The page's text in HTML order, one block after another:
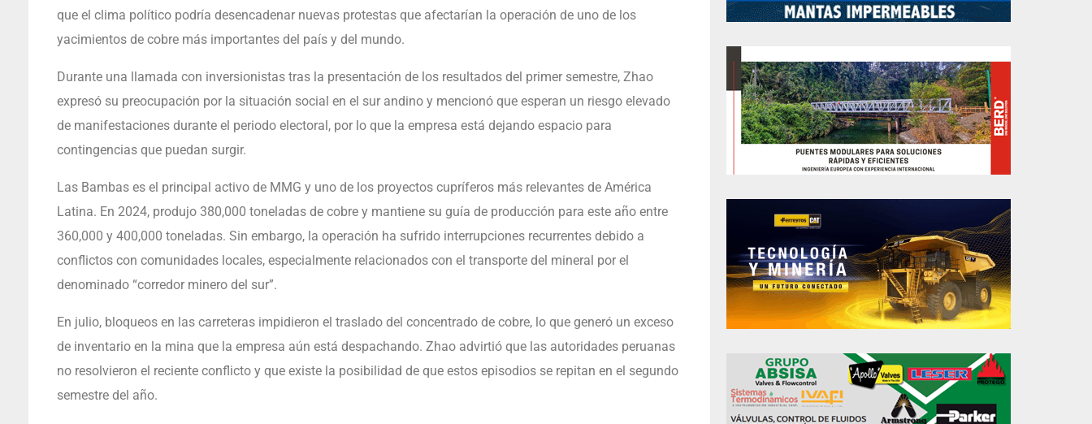
que el clima político podría desencadenar nuevas protestas que afectarían la operación de uno de los
yacimientos de cobre más importantes del país y del mundo.
Durante una llamada con inversionistas tras la presentación de los resultados del primer semestre, Zhao
expresó su preocupación por la situación social en el sur andino y mencionó que esperan un riesgo elevado
de manifestaciones durante el periodo electoral, por lo que la empresa está dejando espacio para
contingencias que puedan surgir.
Las Bambas es el principal activo de MMG y uno de los proyectos cupríferos más relevantes de América
Latina. En 2024, produjo 380,000 toneladas de cobre y mantiene su guía de producción para este año entre
360,000 y 400,000 toneladas. Sin embargo, la operación ha sufrido interrupciones recurrentes debido a
conflictos con comunidades locales, especialmente relacionados con el transporte del mineral por el
denominado “corredor minero del sur”.
En julio, bloqueos en las carreteras impidieron el traslado del concentrado de cobre, lo que generó un exceso
de inventario en la mina que la empresa aún está despachando. Zhao advirtió que las autoridades peruanas
no resolvieron el reciente conflicto y que existe la posibilidad de que estos episodios se repitan en el segundo
semestre del año.